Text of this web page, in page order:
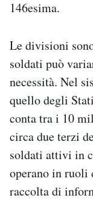
146esima.
Le divisioni
soldati può
necessità. Nel
quello degli
conta tra i 10
circa due terzi
soldati attivi in
operano in ruoli
raccolta di